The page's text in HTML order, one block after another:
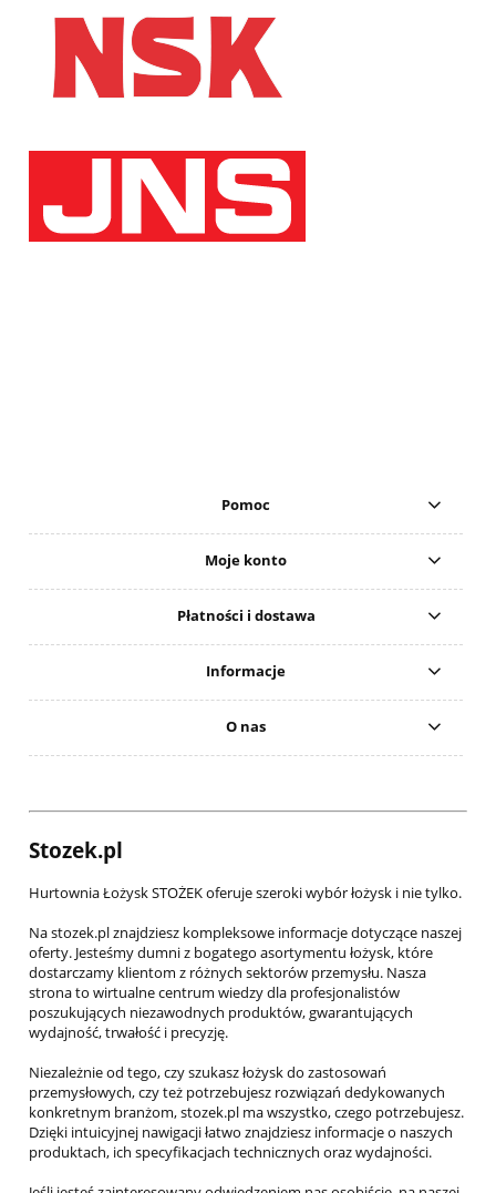
Pomoc
Moje konto
Płatności i dostawa
Informacje
O nas
Stozek.pl
Hurtownia Łożysk STOŻEK oferuje szeroki wybór łożysk i nie tylko.
Na stozek.pl znajdziesz kompleksowe informacje dotyczące naszej
oferty. Jesteśmy dumni z bogatego asortymentu łożysk, które
dostarczamy klientom z różnych sektorów przemysłu. Nasza
strona to wirtualne centrum wiedzy dla profesjonalistów
poszukujących niezawodnych produktów, gwarantujących
wydajność, trwałość i precyzję.
Niezależnie od tego, czy szukasz łożysk do zastosowań
przemysłowych, czy też potrzebujesz rozwiązań dedykowanych
konkretnym branżom, stozek.pl ma wszystko, czego potrzebujesz.
Dzięki intuicyjnej nawigacji łatwo znajdziesz informacje o naszych
produktach, ich specyfikacjach technicznych oraz wydajności.